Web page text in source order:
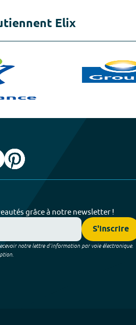
Elix
grâce à notre newsletter !
S'inscrire
notre lettre d’information par voie électronique.